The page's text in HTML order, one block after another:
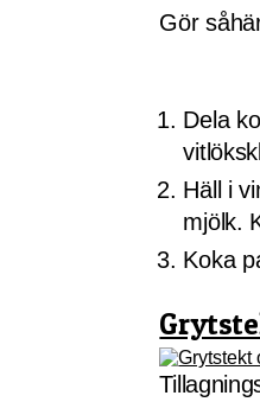
Gör
Dela
Häll i
mjölk.
Koka